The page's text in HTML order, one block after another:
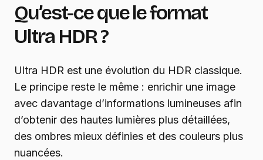
Qu’est-ce que le format
Ultra HDR ?
Ultra HDR est une évolution du HDR classique.
Le principe reste le même : enrichir une image
avec davantage d’informations lumineuses afin
d’obtenir des hautes lumières plus détaillées,
des ombres mieux définies et des couleurs plus
nuancées.